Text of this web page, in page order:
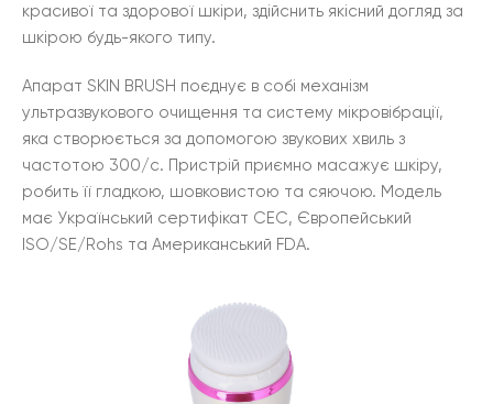
красивої та здорової шкіри, здійснить якісний догляд за
шкірою будь-якого типу.
Апарат SKIN BRUSH поєднує в собі механізм
ультразвукового очищення та систему мікровібрації,
яка створюється за допомогою звукових хвиль з
частотою 300/с. Пристрій приємно масажує шкіру,
робить її гладкою, шовковистою та сяючою. Модель
має Український сертифікат СЕС, Європейський
ISO/SE/Rohs та Американський FDA.